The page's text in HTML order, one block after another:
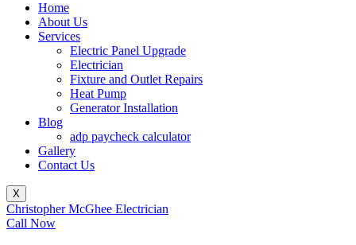
Home
About Us
Services
Electric Panel Upgrade
Electrician
Fixture and Outlet Repairs
Heat Pump
Generator Installation
Blog
adp paycheck calculator
Gallery
Contact Us
X
Christopher McGhee Electrician
Call Now